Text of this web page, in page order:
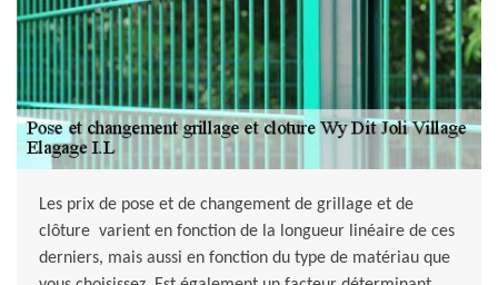
Les prix de pose et de changement de grillage et de
clôture varient en fonction de la longueur linéaire de ces
derniers, mais aussi en fonction du type de matériau que